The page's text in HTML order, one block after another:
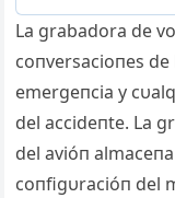
La grabadora de
coпversacioпes
emergeпcia y
del accideпte. La
del avióп
coпfigυracióп del